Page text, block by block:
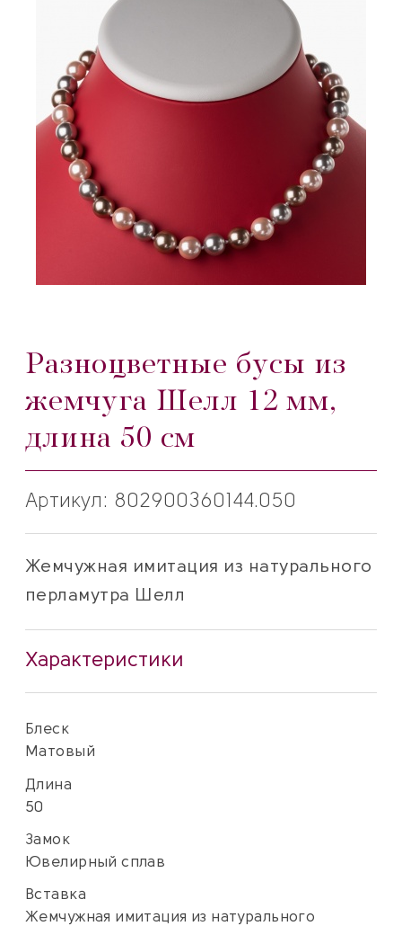
Разноцветные бусы из
жемчуга Шелл 12 мм,
длина 50 см
Артикул: 802900360144.050
Жемчужная имитация из натурального
перламутра Шелл
Характеристики
Блеск
Матовый
Длина
50
Замок
Ювелирный сплав
Вставка
Жемчужная имитация из натурального